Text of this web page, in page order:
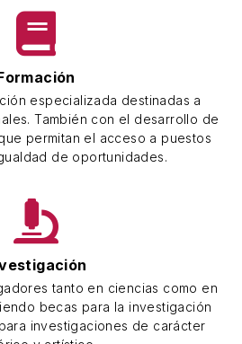
especializada destinadas a
También con el desarrollo de
permitan el acceso a puestos
de oportunidades.
tanto en ciencias como en
becas para la investigación
investigaciones de carácter